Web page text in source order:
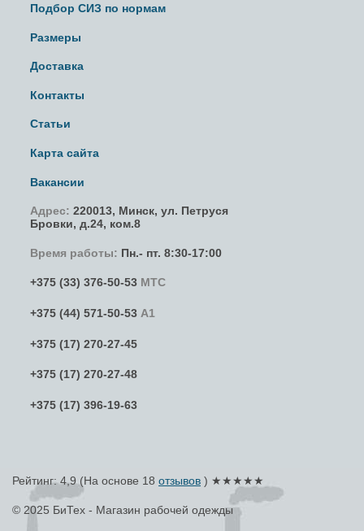
Подбор СИЗ по нормам
Размеры
Доставка
Контакты
Статьи
Карта сайта
Вакансии
Адрес: 220013, Минск, ул. Петруся
Бровки, д.24, ком.8
Время работы: Пн.- пт. 8:30-17:00
+375 (33) 376-50-53 МТС
+375 (44) 571-50-53 А1
+375 (17) 270-27-45
+375 (17) 270-27-48
+375 (17) 396-19-63
Рейтинг: 4,9 (На основе 18 отзывов ) ★★★★★
© 2025 БиТех - Магазин рабочей одежды